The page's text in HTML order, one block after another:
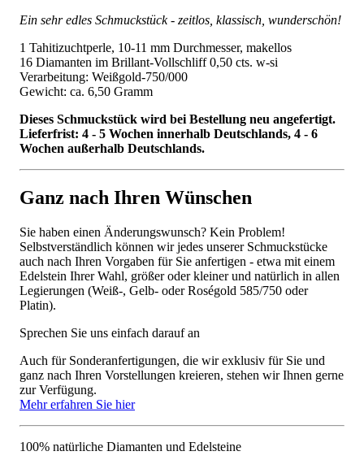
Ein sehr edles Schmuckstück - zeitlos, klassisch, wunderschön!
1 Tahitizuchtperle, 10-11 mm Durchmesser, makellos
16 Diamanten im Brillant-Vollschliff 0,50 cts. w-si
Verarbeitung: Weißgold-750/000
Gewicht: ca. 6,50 Gramm
Dieses Schmuckstück wird bei Bestellung neu angefertigt.
Lieferfrist: 4 - 5 Wochen innerhalb Deutschlands, 4 - 6
Wochen außerhalb Deutschlands.
Ganz nach Ihren Wünschen
Sie haben einen Änderungswunsch? Kein Problem!
Selbstverständlich können wir jedes unserer Schmuckstücke
auch nach Ihren Vorgaben für Sie anfertigen - etwa mit einem
Edelstein Ihrer Wahl, größer oder kleiner und natürlich in allen
Legierungen (Weiß-, Gelb- oder Roségold 585/750 oder
Platin).
Sprechen Sie uns einfach darauf an
Auch für Sonderanfertigungen, die wir exklusiv für Sie und
ganz nach Ihren Vorstellungen kreieren, stehen wir Ihnen gerne
zur Verfügung.
Mehr erfahren Sie hier
100% natürliche Diamanten und Edelsteine